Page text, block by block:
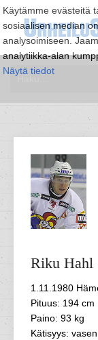
Käytämme evästeitä
sosiaalisen median
analysoimiseen.
analytiikka-alan
Näytä tiedot
Riku Hahl
1.11.1980
Pituus: 194 cm
Paino: 93 kg
Kätisyys: vasen